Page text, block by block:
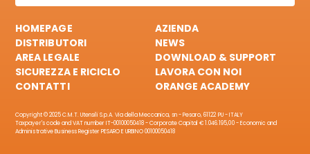
HOMEPAGE
AZIENDA
DISTRIBUTORI
NEWS
AREA LEGALE
DOWNLOAD & SUPPORT
SICUREZZA E RICICLO
LAVORA CON NOI
CONTATTI
ORANGE ACADEMY
Copyright © 2025 C.M.T. Utensili S.p.A. Via della Meccanica, sn - Pesaro, 61122 PU - ITALY
Taxpayer's code and VAT number IT-00100050418 - Corporate Capital € 1.046.195,00 - Economic and
Administrative Business Register PESARO E URBINO 00100050418